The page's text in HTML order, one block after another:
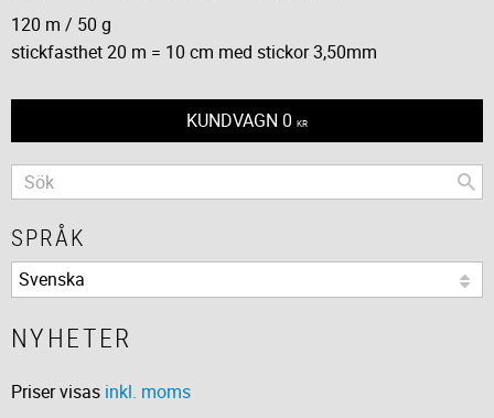
120 m / 50 g
stickfasthet 20 m = 10 cm med stickor 3,50mm
KUNDVAGN 0 KR
SPRÅK
NYHETER
Priser visas inkl. moms